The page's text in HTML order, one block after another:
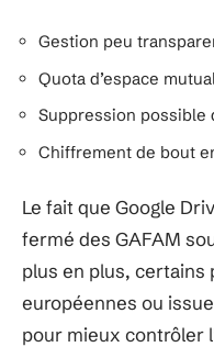
Gestion peu
Quota d’espace
Suppression possible
Chiffrement de bout
Le fait que Google
fermé des GAFAM
plus en plus,
européennes ou
pour mieux contrôler